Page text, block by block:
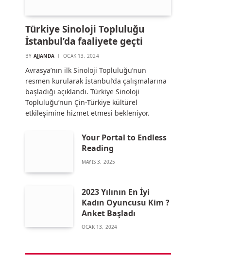
Türkiye Sinoloji Topluluğu
İstanbul’da faaliyete geçti
BY AJJANDA OCAK 13, 2024
Avrasya’nın ilk Sinoloji Topluluğu’nun
resmen kurularak İstanbul’da çalışmalarına
başladığı açıklandı. Türkiye Sinoloji
Topluluğu’nun Çin-Türkiye kültürel
etkileşimine hizmet etmesi bekleniyor.
Your Portal to Endless
Reading
MAYIS 3, 2025
2023 Yılının En İyi
Kadın Oyuncusu Kim ?
Anket Başladı
OCAK 13, 2024